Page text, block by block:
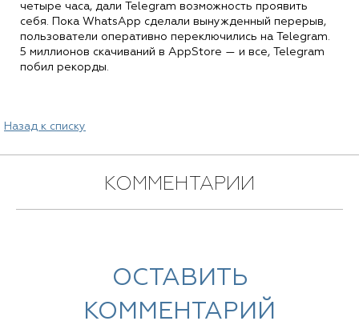
четыре часа, дали Telegram возможность проявить
себя. Пока WhatsApp сделали вынужденный перерыв,
пользователи оперативно переключились на Telegram.
5 миллионов скачиваний в AppStore — и все, Telegram
побил рекорды.
Назад к списку
КОММЕНТАРИИ
ОСТАВИТЬ
КОММЕНТАРИЙ